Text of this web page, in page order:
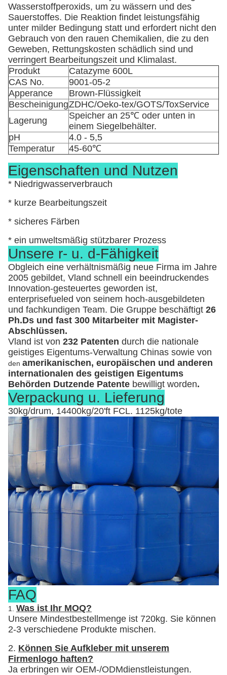
Wasserstoffperoxids, um zu wässern und des
Sauerstoffes. Die Reaktion findet leistungsfähig
unter milder Bedingung statt und erfordert nicht den
Gebrauch von den rauen Chemikalien, die zu den
Geweben, Rettungskosten schädlich sind und
verringert Bearbeitungszeit und Klimalast.
Produkt
Catazyme 600L
CAS No.
9001-05-2
Apperance
Brown-Flüssigkeit
BescheinigungZDHC/Oeko-tex/GOTS/ToxService
Lagerung
Speicher an 25℃ oder unten in
einem Siegelbehälter.
pH
4.0 - 5,5
Temperatur
45-60℃
Eigenschaften und Nutzen
* Niedrigwasserverbrauch
* kurze Bearbeitungszeit
* sicheres Färben
* ein umweltsmäßig stützbarer Prozess
Unsere r- u. d-Fähigkeit
Obgleich eine verhältnismäßig neue Firma im Jahre
2005 gebildet, Vland schnell ein beeindruckendes
Innovation-gesteuertes geworden ist,
enterprisefueled von seinem hoch-ausgebildeten
und fachkundigen Team. Die Gruppe beschäftigt 26
Ph.Ds und fast 300 Mitarbeiter mit Magister-
Abschlüssen.
Vland ist von 232 Patenten durch die nationale
geistiges Eigentums-Verwaltung Chinas sowie von
den amerikanischen, europäischen und anderen
internationalen des geistigen Eigentums
Behörden Dutzende Patente bewilligt worden.
Verpackung u. Lieferung
30kg/drum, 14400kg/20'ft FCL. 1125kg/tote
FAQ
1. Was ist Ihr MOQ?
Unsere Mindestbestellmenge ist 720kg. Sie können
2-3 verschiedene Produkte mischen.
2. Können Sie Aufkleber mit unserem
Firmenlogo haften?
Ja erbringen wir OEM-/ODMdienstleistungen.